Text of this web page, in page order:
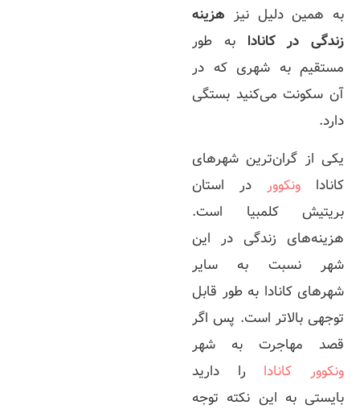
به همین دلیل نیز هزینه
زندگی در کانادا به طور
مستقیم به شهری که در
آن سکونت می‌کنید بستگی
دارد.
یکی از گران‌ترین شهرهای
کانادا ونکووردر استان
بریتیش کلمبیا است.
هزینه‌های زندگی در این
شهر نسبت به سایر
شهرهای کانادا به طور قابل
توجهی بالاتر است. پس اگر
قصد مهاجرت به شهر
ونکوور کانادا را دارید
بایستی به این نکته توجه